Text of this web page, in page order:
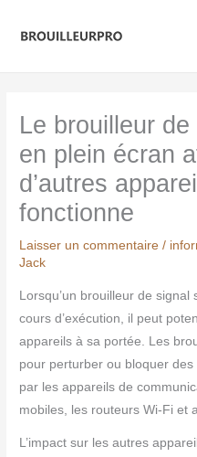
Le brouilleur
en plein écran
d’autres
fonctionne
Laisser un commentaire /
Jack
Lorsqu’un brouilleur de
cours d’exécution, il peut
appareils à sa portée. Les
pour perturber ou bloquer
par les appareils de
mobiles, les routeurs Wi-Fi et
L’impact sur les autres